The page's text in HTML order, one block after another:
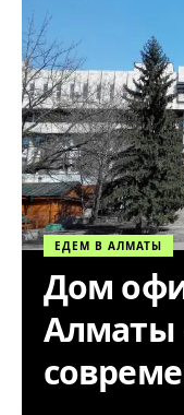
ЕДЕМ В АЛМАТЫ
Дом
Алматы